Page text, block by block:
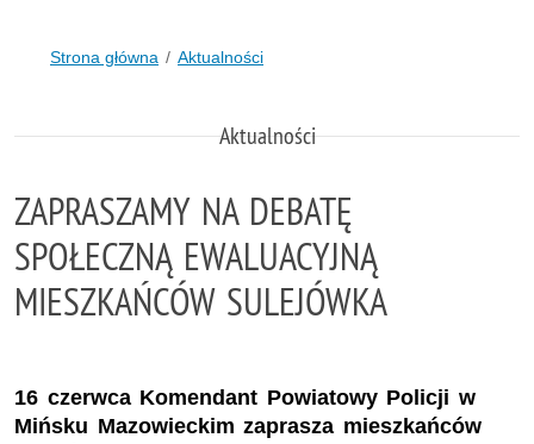
Strona główna Aktualności
Aktualności
ZAPRASZAMY NA DEBATĘ
SPOŁECZNĄ EWALUACYJNĄ
MIESZKAŃCÓW SULEJÓWKA
16 czerwca Komendant Powiatowy Policji w
Mińsku Mazowieckim zaprasza mieszkańców